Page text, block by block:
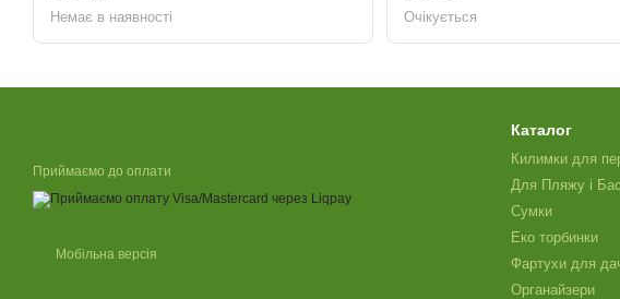
Немає в наявності Очікується
Приймаємо до оплати
Мобільна версія
Каталог
Килимки для
Для Пляжу і
Сумки
Еко торбинки
Фартухи для
Органайзери